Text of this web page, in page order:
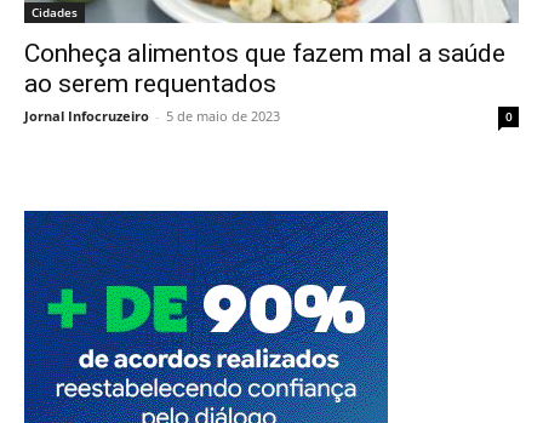
Cidades
Conheça alimentos que fazem mal a saúde
ao serem requentados
Jornal Infocruzeiro - 5 de maio de 2023 0